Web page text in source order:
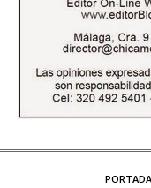
PORTADA